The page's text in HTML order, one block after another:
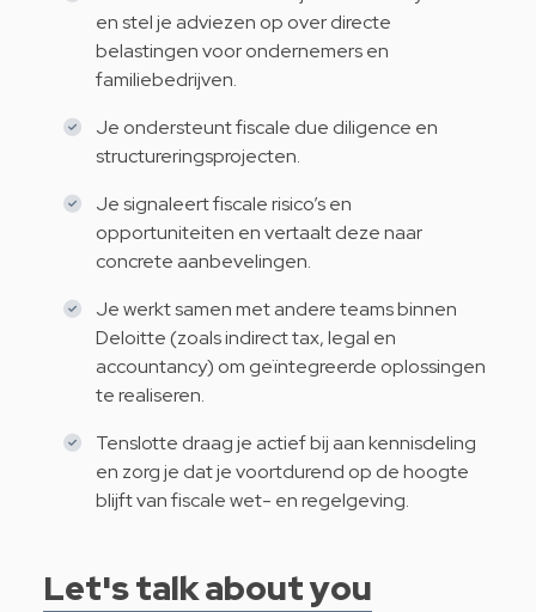
en stel je adviezen op over directe
belastingen voor ondernemers en
familiebedrijven.
Je ondersteunt fiscale due diligence en
structureringsprojecten.
Je signaleert fiscale risico’s en
opportuniteiten en vertaalt deze naar
concrete aanbevelingen.
Je werkt samen met andere teams binnen
Deloitte (zoals indirect tax, legal en
accountancy) om geïntegreerde oplossingen
te realiseren.
Tenslotte draag je actief bij aan kennisdeling
en zorg je dat je voortdurend op de hoogte
blijft van fiscale wet- en regelgeving.
Let's talk about you